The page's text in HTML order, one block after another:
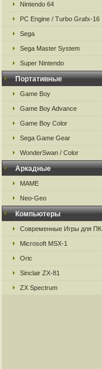
Nintendo 64
PC Engine / Turbo Grafx-16
Sega
Sega Master System
Super Nintendo
Портативные
Game Boy
Game Boy Advance
Game Boy Color
Sega Game Gear
WonderSwan / Color
Аркадные
MAME
Neo-Geo
Компьютеры
Современные Игры для ПК
Microsoft MSX-1
Oric
Sinclair ZX-81
ZX Spectrum